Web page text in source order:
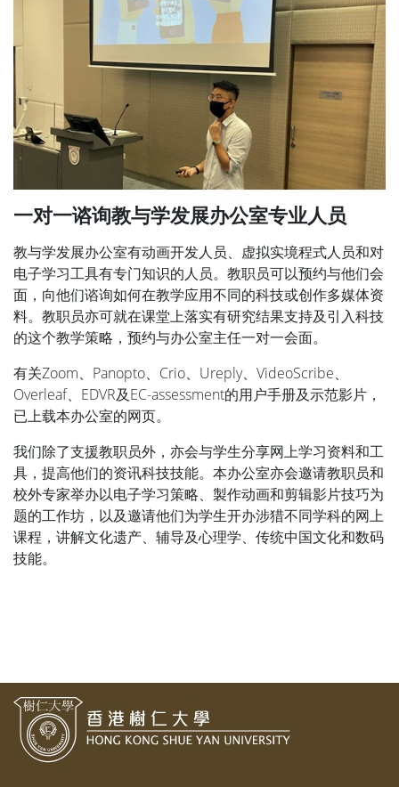
一对一谘询教与学发展办公室专业人员
教与学发展办公室有动画开发人员、虚拟实境程式人员和对
电子学习工具有专门知识的人员。教职员可以预约与他们会
面，向他们谘询如何在教学应用不同的科技或创作多媒体资
料。教职员亦可就在课堂上落实有研究结果支持及引入科技
的这个教学策略，预约与办公室主任一对一会面。
有关Zoom、Panopto、Crio、Ureply、VideoScribe、
Overleaf、EDVR及EC-assessment的用户手册及示范影片，
已上载本办公室的网页。
我们除了支援教职员外，亦会与学生分享网上学习资料和工
具，提高他们的资讯科技技能。本办公室亦会邀请教职员和
校外专家举办以电子学习策略、製作动画和剪辑影片技巧为
题的工作坊，以及邀请他们为学生开办涉猎不同学科的网上
课程，讲解文化遗产、辅导及心理学、传统中国文化和数码
技能。